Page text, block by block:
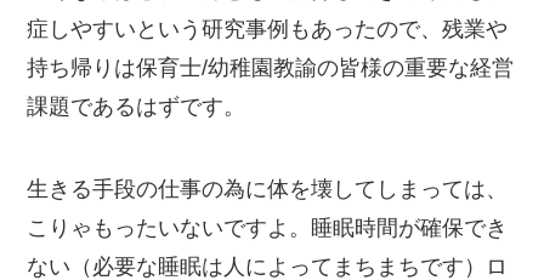
症しやすいという研究事例もあったので、残業や
持ち帰りは保育士/幼稚園教諭の皆様の重要な経営
課題であるはずです。
生きる手段の仕事の為に体を壊してしまっては、
こりゃもったいないですよ。睡眠時間が確保でき
ない（必要な睡眠は人によってまちまちです）ロ